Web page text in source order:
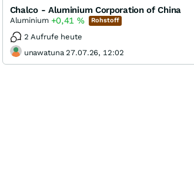
Chalco - Aluminium Corporation of China
Aluminium +0,41 % Rohstoff
2 Aufrufe heute
unawatuna 27.07.26, 12:02